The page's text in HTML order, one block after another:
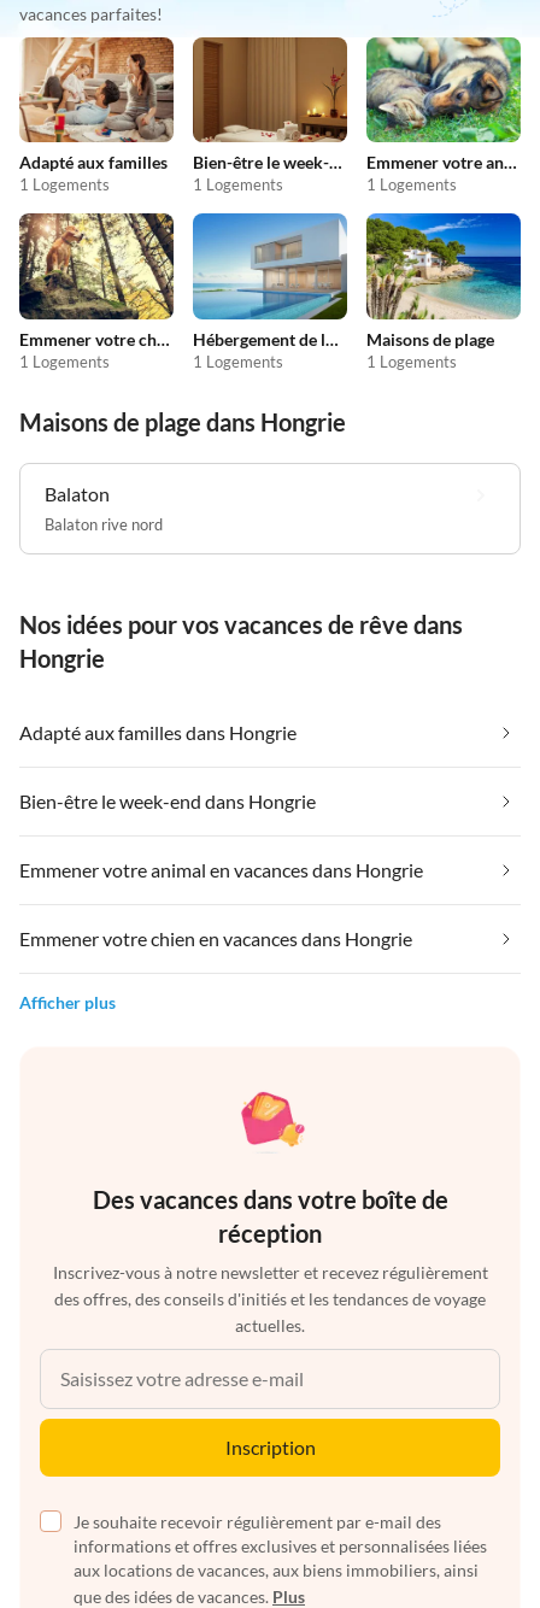
vacances parfaites!
Adapté aux familles
1 Logements
Bien-être le week-end
1 Logements
Emmener votre animal en vacances
1 Logements
Emmener votre chien en vacances
1 Logements
Hébergement de luxe
1 Logements
Maisons de plage
1 Logements
Maisons de plage dans Hongrie
Balaton
Balaton rive nord
Nos idées pour vos vacances de rêve dans
Hongrie
Adapté aux familles dans Hongrie
Bien-être le week-end dans Hongrie
Emmener votre animal en vacances dans Hongrie
Emmener votre chien en vacances dans Hongrie
Afficher plus
Des vacances dans votre boîte de
réception
Inscrivez-vous à notre newsletter et recevez régulièrement
des offres, des conseils d'initiés et les tendances de voyage
actuelles.
Inscription
Je souhaite recevoir régulièrement par e-mail des
informations et offres exclusives et personnalisées liées
aux locations de vacances, aux biens immobiliers, ainsi
que des idées de vacances. Plus